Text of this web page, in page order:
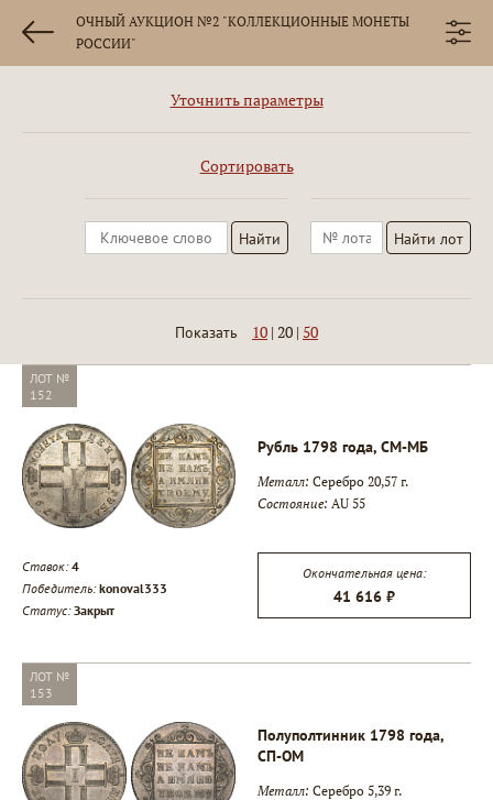
ОЧНЫЙ АУКЦИОН №2 "КОЛЛЕКЦИОННЫЕ МОНЕТЫ
РОССИИ"
Уточнить параметры
Сортировать
Показать 10 | 20 | 50
ЛОТ №
152
Рубль 1798 года, СМ-МБ
Металл: Серебро 20,57 г.
Состояние: AU 55
Ставок:4
Победитель: konoval333
Статус:Закрыт
Окончательная цена:
41 616 ₽
ЛОТ №
153
Полуполтинник 1798 года,
СП-ОМ
Металл: Серебро 5,39 г.